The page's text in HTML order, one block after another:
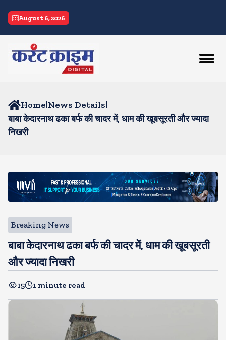
August 6, 2026
Home|News Details|
बाबा केदारनाथ ढका बर्फ की चादर में, धाम की खूबसूरती और ज्यादा
निखरी
Breaking News
बाबा केदारनाथ ढका बर्फ की चादर में, धाम की खूबसूरती
और ज्यादा निखरी
15 1 minute read